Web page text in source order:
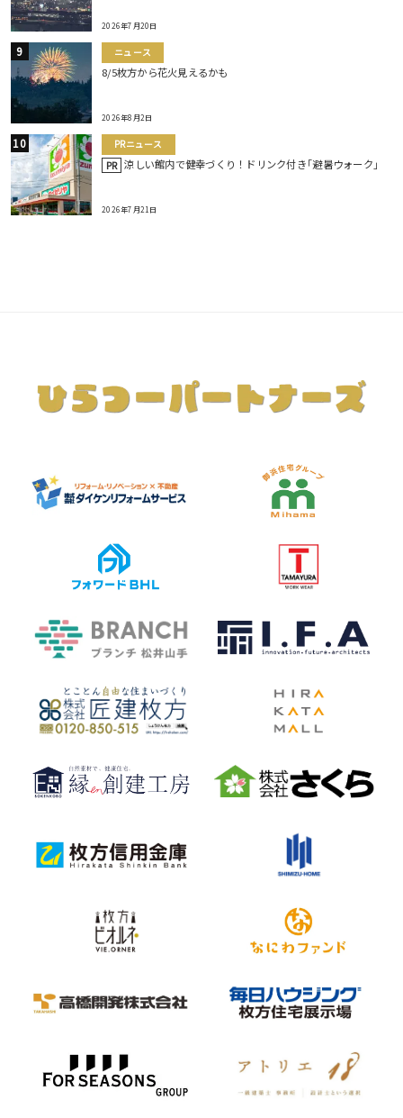
2026年7月20日
ニュース
8/5枚方から花火見えるかも
2026年8月2日
PRニュース
PR 涼しい館内で健幸づくり！ドリンク付き｢避暑ウォーク｣
2026年7月21日